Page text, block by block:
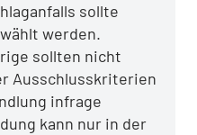
sollte
werden.
sollten nicht
Ausschlusskriterien
infrage
kann nur in der